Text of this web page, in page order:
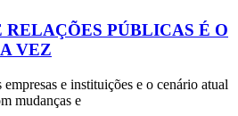
RELAÇÕES PÚBLICAS É O
VEZ
e instituições e o cenário atual
mudanças e